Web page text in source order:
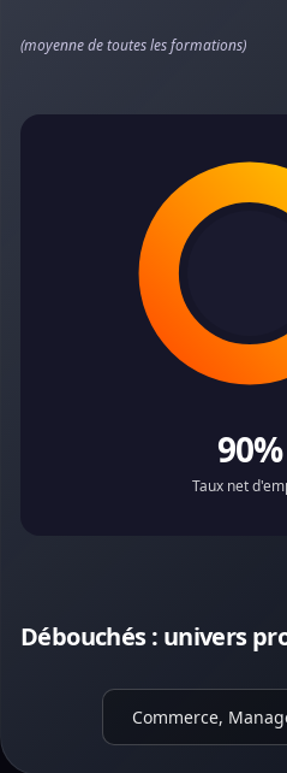
(moyenne de toutes les formations)
90%
Taux net
Débouchés : univers
Commerce,